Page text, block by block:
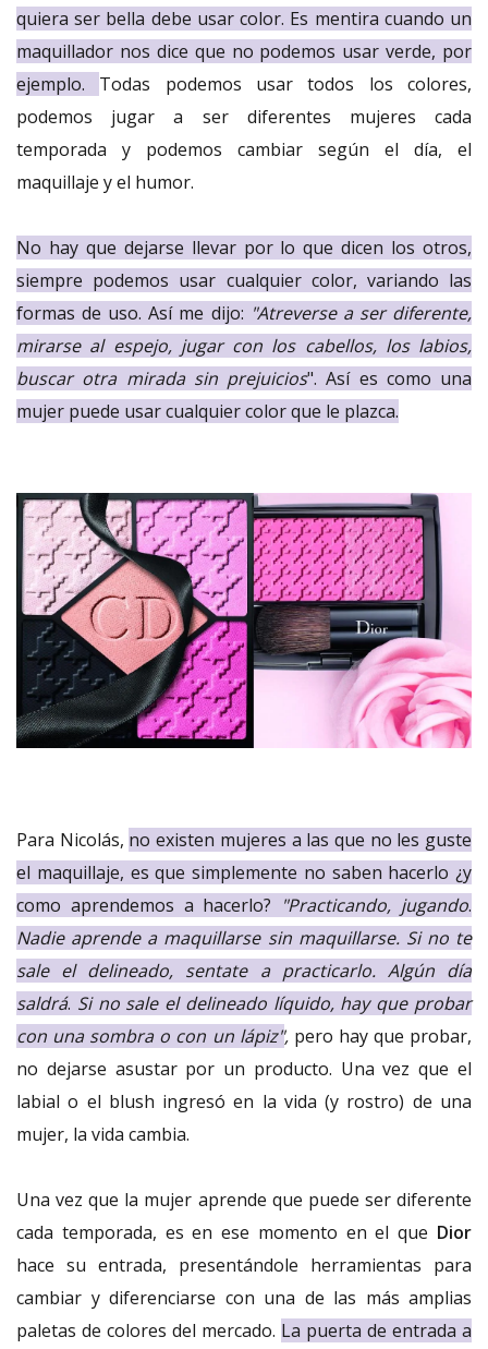
quiera ser bella debe usar color. Es mentira cuando un
maquillador nos dice que no podemos usar verde, por
ejemplo. Todas podemos usar todos los colores,
podemos jugar a ser diferentes mujeres cada
temporada y podemos cambiar según el día, el
maquillaje y el humor.
No hay que dejarse llevar por lo que dicen los otros,
siempre podemos usar cualquier color, variando las
formas de uso. Así me dijo: "Atreverse a ser diferente,
mirarse al espejo, jugar con los cabellos, los labios,
buscar otra mirada sin prejuicios". Así es como una
mujer puede usar cualquier color que le plazca.
Para Nicolás, no existen mujeres a las que no les guste
el maquillaje, es que simplemente no saben hacerlo ¿y
como aprendemos a hacerlo? "Practicando, jugando.
Nadie aprende a maquillarse sin maquillarse. Si no te
sale el delineado, sentate a practicarlo. Algún día
saldrá. Si no sale el delineado líquido, hay que probar
con una sombra o con un lápiz",pero hay que probar,
no dejarse asustar por un producto. Una vez que el
labial o el blush ingresó en la vida (y rostro) de una
mujer, la vida cambia.
Una vez que la mujer aprende que puede ser diferente
cada temporada, es en ese momento en el que Dior
hace su entrada, presentándole herramientas para
cambiar y diferenciarse con una de las más amplias
paletas de colores del mercado. La puerta de entrada a